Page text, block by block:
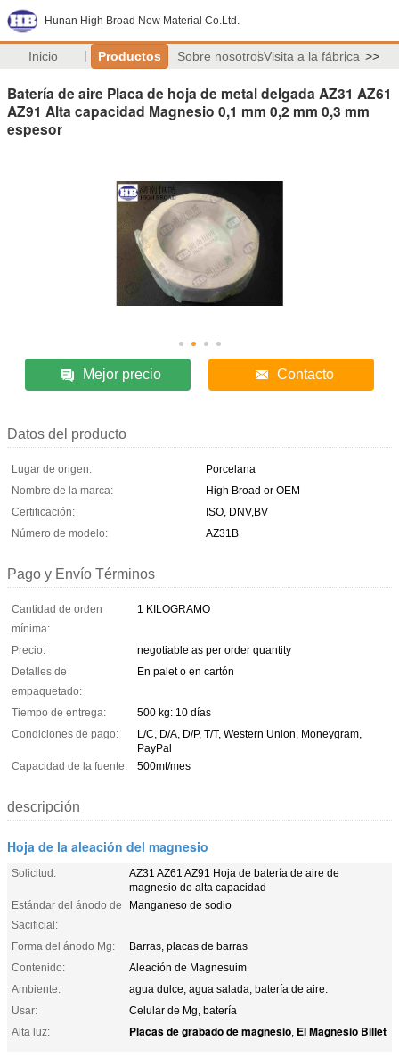
Hunan High Broad New Material Co.Ltd.
Inicio Productos Sobre nosotrosVisita a la fábrica >>
Batería de aire Placa de hoja de metal delgada AZ31 AZ61
AZ91 Alta capacidad Magnesio 0,1 mm 0,2 mm 0,3 mm
espesor
Mejor precio Contacto
Datos del producto
Lugar de origen:
Porcelana
Nombre de la marca:
High Broad or OEM
Certificación:
ISO, DNV,BV
Número de modelo:
AZ31B
Pago y Envío Términos
Cantidad de orden
mínima:
1 KILOGRAMO
Precio:
negotiable as per order quantity
Detalles de
empaquetado:
En palet o en cartón
Tiempo de entrega:
500 kg: 10 días
Condiciones de pago:
L/C, D/A, D/P, T/T, Western Union, Moneygram,
PayPal
Capacidad de la fuente:
500mt/mes
descripción
Hoja de la aleación del magnesio
Solicitud:
AZ31 AZ61 AZ91 Hoja de batería de aire de
magnesio de alta capacidad
Estándar del ánodo de
Sacificial:
Manganeso de sodio
Forma del ánodo Mg:
Barras, placas de barras
Contenido:
Aleación de Magnesuim
Ambiente:
agua dulce, agua salada, batería de aire.
Usar:
Celular de Mg, batería
Alta luz:
Placas de grabado de magnesio, El Magnesio Billet